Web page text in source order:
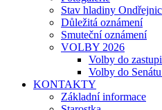
Stav hladiny
Důležitá oznámení
Smuteční oznámení
VOLBY 2026
Volby do
Volby do
KONTAKTY
Základní informace